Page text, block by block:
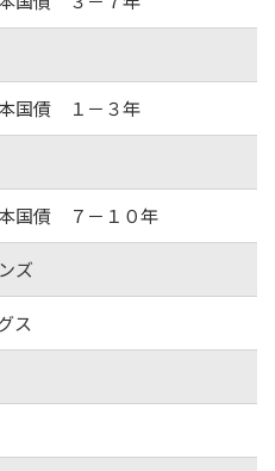
国債 １－３年
国債 ７－１０年
ズ
ス